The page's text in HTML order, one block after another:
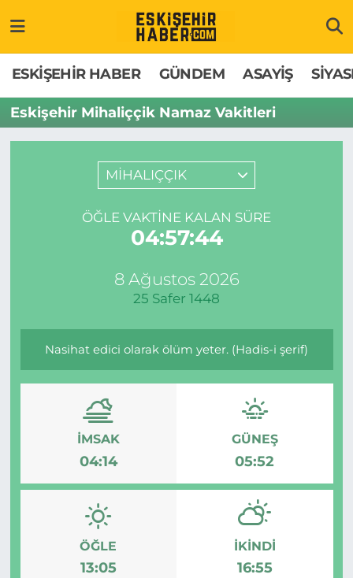
ESKİŞEHİR HABER GÜNDEM ASAYİŞ
Eskişehir Mihaliççik Namaz Vakitleri
MİHALIÇÇIK
ÖĞLE VAKTINE KALAN SÜRE
04:57:44
8 Ağustos 2026
25 Safer 1448
Nasihat edici olarak ölüm yeter. (Hadis-i şerif)
İMSAK
04:14
GÜNEŞ
05:52
ÖĞLE
13:05
İKINDI
16:55
GÜNDEM
ASAYİŞ
EKONOMİ
SPOR
MAGAZİN
ESKİŞEHİRSPOR
Hakkımızda
İletişim
Odunpazarı Trafik Yoğunluk Haritası
Süper Lig Puan Durumu ve Fikstür
Tüm Manşetler
Son Dakika Haberleri